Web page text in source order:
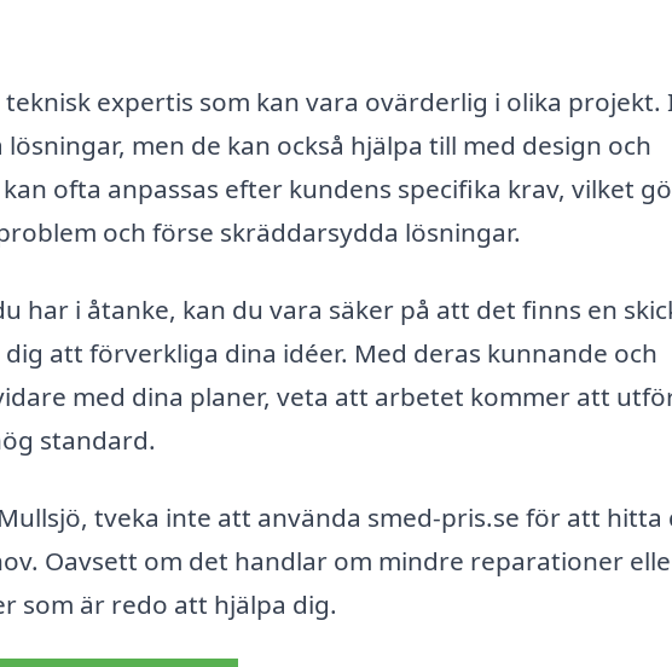
teknisk expertis som kan vara ovärderlig i olika projekt.
men de kan också hjälpa till med design och
ofta anpassas efter kundens specifika krav, vilket
och förse skräddarsydda lösningar.
har i åtanke, kan du vara säker på att det finns en
att förverkliga dina idéer. Med deras kunnande och
med dina planer, veta att arbetet kommer att
standard.
tveka inte att använda smed-pris.se för att hitta
Oavsett om det handlar om mindre reparationer
som är redo att hjälpa dig.